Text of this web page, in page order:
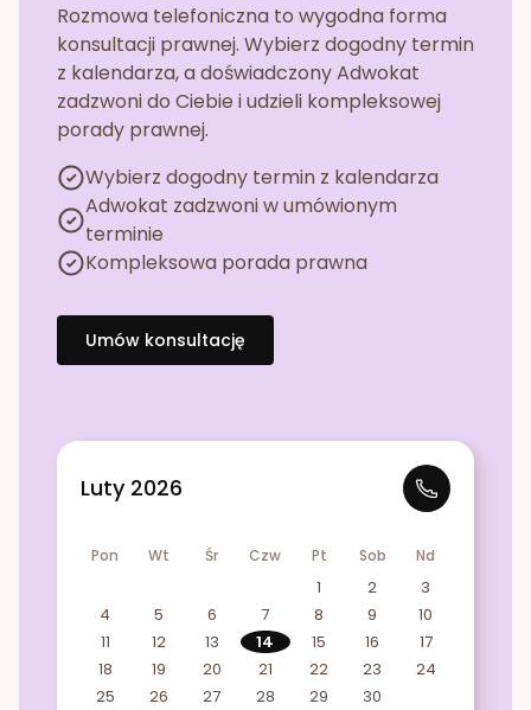
Rozmowa telefoniczna to wygodna forma
konsultacji prawnej. Wybierz dogodny termin
z kalendarza, a doświadczony Adwokat
zadzwoni do Ciebie i udzieli kompleksowej
porady prawnej.
Wybierz dogodny termin z kalendarza
Adwokat zadzwoni w umówionym
terminie
Kompleksowa porada prawna
Umów konsultację
Luty 2026
Pon Wt Śr Czw Pt Sob Nd
1 2
3
4
5 6 7 8 9
10
11
12 13 14 15 16
17
18
19 20 21 22 23
24
25
26 27 28 29 30